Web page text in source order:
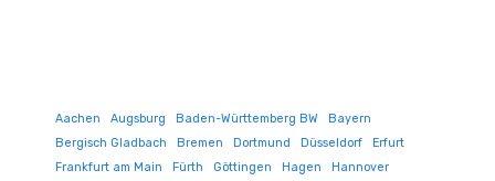
Aachen Augsburg Baden-Württemberg BW
Bayern
Bergisch Gladbach
Bremen Dortmund Düsseldorf
Erfurt
Frankfurt am Main
Fürth Göttingen Hagen
Hannover